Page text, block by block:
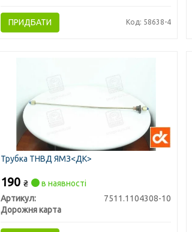
ПРИДБАТИ Код: 58638-4
Трубка ТНВД ЯМЗ<ДК>
190₴
в наявності
Артикул:
7511.1104308-10
Дорожня карта